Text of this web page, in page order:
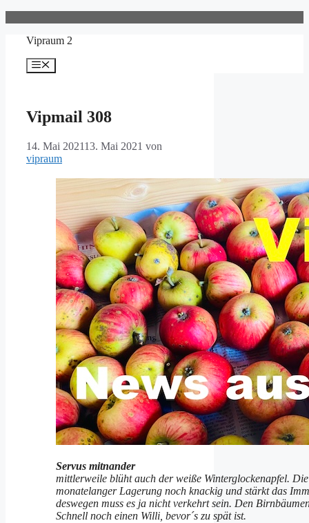
springenVipraum 2
Menü
Vipmail 308
14. Mai 202113. Mai 2021 von
vipraum
Servus mitnander
mittlerweile blüht auch der weiße Winterglockenapfel.
monatelanger Lagerung noch knackig und stärkt das
deswegen muss es ja nicht verkehrt sein. Den
Schnell noch einen Willi, bevor´s zu spät ist.